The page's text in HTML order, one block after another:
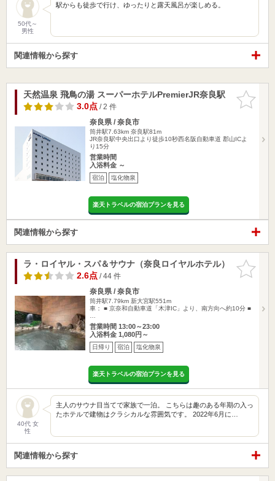
50代～
男性
駅からも徒歩で行け、ゆったりと露天風呂が楽しめる。
関連情報から探す
お気に入
りに追加
天然温泉 飛鳥の湯 スーパーホテルPremierJR奈良駅
3.0点/ 2 件
奈良県 / 奈良市
筒井駅7.63km 奈良駅81m
JR奈良駅中央出口より徒歩10秒西名阪自動車道 郡山ICよ
り15分
営業時間
入浴料金 ～
宿泊 塩化物泉
楽天トラベルの宿泊プランを見る
関連情報から探す
お気に入
りに追加
ラ・ロイヤル・スパ＆サウナ（奈良ロイヤルホテル）
2.6点/ 44 件
奈良県 / 奈良市
筒井駅7.79km 新大宮駅551m
車： ■ 京奈和自動車道「木津IC」より、南方向へ約10分 ■
営業時間 13:00～23:00
入浴料金 1,080円～
日帰り 宿泊 塩化物泉
楽天トラベルの宿泊プランを見る
40代 女
性
主人のサウナ目当てで家族で一泊。 こちらは趣のある年期の入っ
たホテルで建物はクラシカルな雰囲気です。 2022年6月に…
関連情報から探す